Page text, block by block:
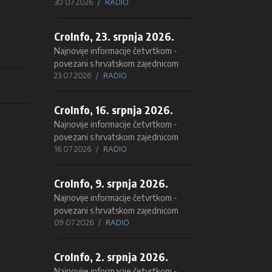
CroInfo, 23. srpnja 2026.
Najnovije informacije četvrtkom -
povezani s hrvatskom zajednicom
23 07 2026 RADIO
CroInfo, 16. srpnja 2026.
Najnovije informacije četvrtkom -
povezani s hrvatskom zajednicom
16 07 2026 RADIO
CroInfo, 9. srpnja 2026.
Najnovije informacije četvrtkom -
povezani s hrvatskom zajednicom
09 07 2026 RADIO
CroInfo, 2. srpnja 2026.